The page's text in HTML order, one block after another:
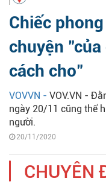
Chiếc
chuyện
cách cho"
VOVVN - VOV.VN -
ngày 20/11 cũng thể
người.
20/11/2020
CHUYÊN